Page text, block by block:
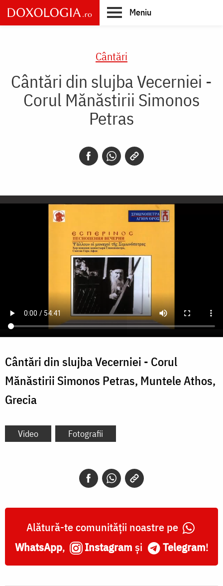
Skip
to
main
Meniu
Cântări
Cântări din slujba Vecerniei -
Corul Mănăstirii Simonos
Petras
Cântări din slujba Vecerniei - Corul
Mănăstirii Simonos Petras, Muntele Athos,
Grecia
Video Fotografii
Alătură-te comunității noastre pe
WhatsApp, Instagram și Telegram!